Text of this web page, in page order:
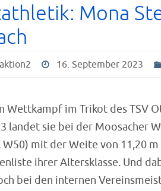
Mona
16. September 2023
Wettkampf im Trikot des TSV
landet sie bei der Moosacher
W50) mit der Weite von 11,20
ihrer Altersklasse. Und
bei den internen